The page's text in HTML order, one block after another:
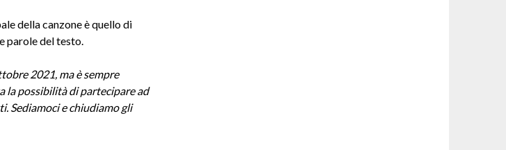
della canzone è quello di
parole del testo.
2021, ma è sempre
la possibilità di partecipare ad
Sediamoci e chiudiamo gli